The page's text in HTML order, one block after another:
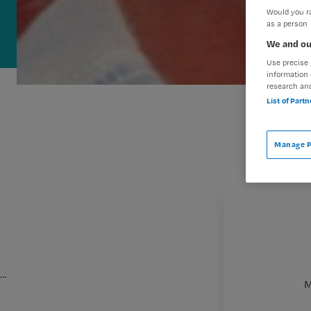
…
Would you
as a person
We and
Use
information
research
List of
Manage